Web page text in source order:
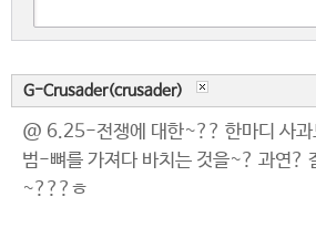
G-Crusader(crusader)
@ 6.25-전쟁에 대한~?? 한마디 사과
범-뼈를 가져다 바치는 것을~? 과연?
~???ㅎ